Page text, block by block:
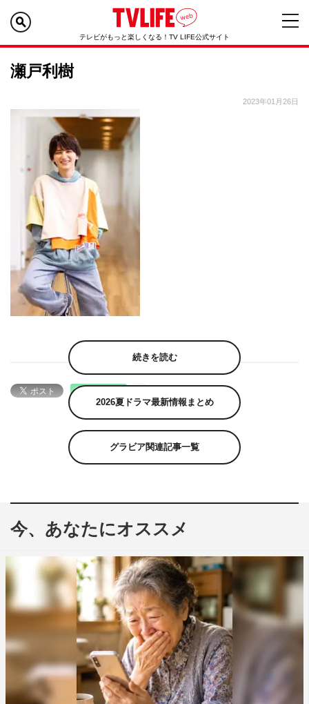
テレビがもっと楽しくなる！TV LIFE公式サイト
瀬戸利樹
2023年01月26日
続きを読む
2026夏ドラマ最新情報まとめ
グラビア関連記事一覧
今、あなたにオススメ